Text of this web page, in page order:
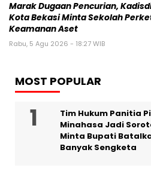
‎Marak Dugaan Pencurian,
Kota Bekasi Minta Sekolah
Keamanan Aset
Rabu, 5 Agu 2026 - 18:27 WIB
MOST POPULAR
Tim Hukum Panitia
Minahasa Jadi
Minta Bupati
Banyak Sengketa